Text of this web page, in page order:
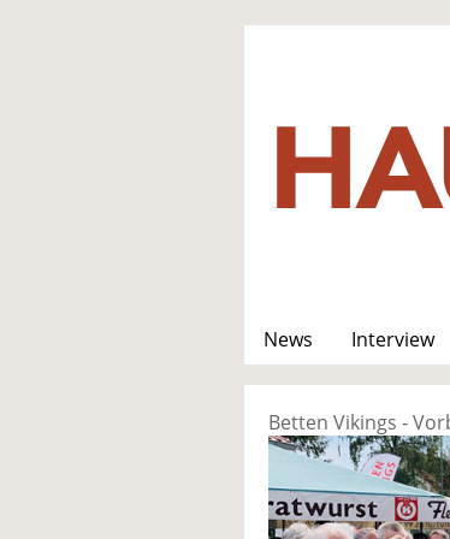
News Interview
Betten Vikings -